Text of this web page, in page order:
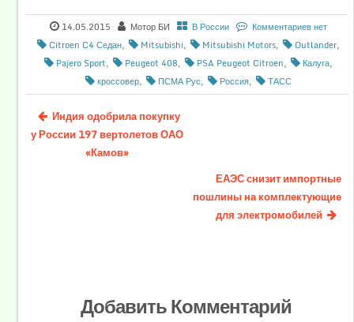
14.05.2015 Мотор БИ В России
Комментариев нет
Citroеn C4 Седан, Mitsubishi, Mitsubishi Motors, Outlander,
Pajero Sport, Peugeot 408, PSA Peugeot Citroen, Калуга,
кроссовер, ПСМА Рус, Россия, ТАСС
Индия одобрила покупку
у России 197 вертолетов ОАО
«Камов»
ЕАЭС снизит импортные
пошлины на комплектующие
для электромобилей
Добавить Комментарий